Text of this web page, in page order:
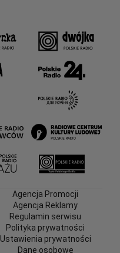
Agencja Promocji
Agencja Reklamy
Regulamin serwisu
Polityka prywatności
Ustawienia prywatności
Dane osobowe